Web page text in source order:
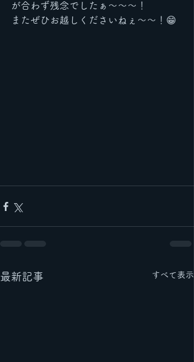
が合わず残念でしたぁ〜〜〜！
またぜひお越しくださいねぇ〜〜！😁
最新記事 すべて表示